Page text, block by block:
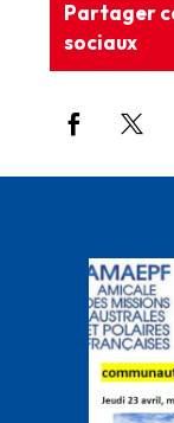
Partager
sociaux